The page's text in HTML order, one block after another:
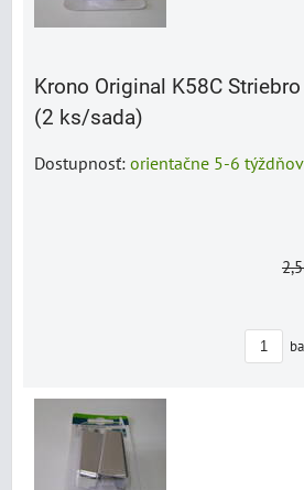
Krono Original K58C
(2 ks/sada)
Dostupnosť: orientačne 5-6 týždňov